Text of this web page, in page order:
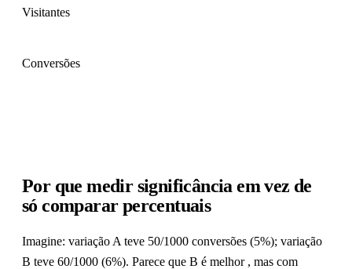
Visitantes
Conversões
Por que medir significância em vez de
só comparar percentuais
Imagine: variação A teve 50/1000 conversões (5%); variação
B teve 60/1000 (6%). Parece que B é melhor , mas com